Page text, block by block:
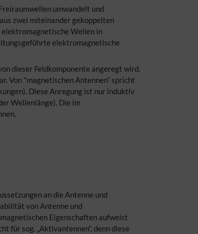
umwandelt und
zwei miteinander gekoppelten
elektromagnetische Wellen in
elektromagnetische
dieser Feldkomponente angeregt wird.
Von "magnetischen Antennen“ spricht
Diese Anregung ist nur induktiv
Wellenlänge). Die im
an die Antenne und
von Antenne und
Eigenschaften aufweist
für sog. „Aktivantennen“, denn diese